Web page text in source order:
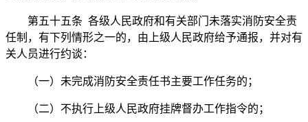
第五十五条 各级人民政府和有关部门未落实消防安全责
任制，有下列情形之一的，由上级人民政府给予通报，并对有
关人员进行约谈：
（一）未完成消防安全责任书主要工作任务的；
（二）不执行上级人民政府挂牌督办工作指令的；